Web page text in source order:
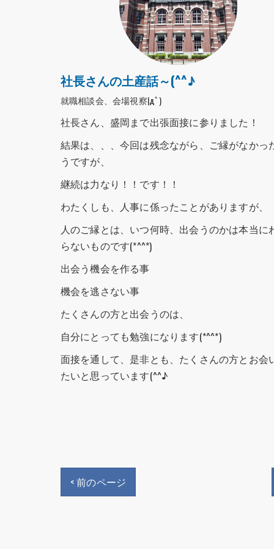
社長さんの土産話～(^^♪
就職相談会、会場視察|дﾟ)
社長さん、盛岡まで出張面接に参りました！
結果は、、、今回は残念ながら、ご縁がなかっ
うですが、
継続は力なり！！です！！
わたくしも、人事に係ったことがありますが、
人のご縁とは、いつ何時、出会うのかは本当に
らないものです(*^^*)
出会う機会を作る事
機会を逃さない事
たくさんの方と出会うのは、
自分にとっても勉強になります(*^^*)
面接を通して、是非とも、たくさんの方とお会
たいと思っています(^^♪
< 前のページ